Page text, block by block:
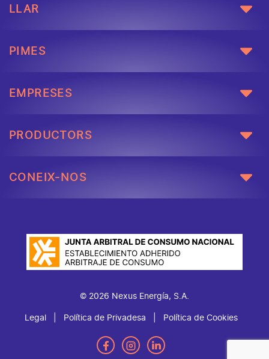
LLAR
PIMES
EMPRESES
PRODUCTORS
CONEIX-NOS
© 2026 Nexus Energía, S.A.
Legal
Política de Privadesa Política de Cookies